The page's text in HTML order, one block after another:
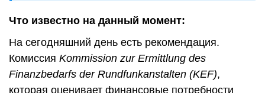
Что известно на данный момент:
На сегодняшний день есть рекомендация.
Комиссия Kommission zur Ermittlung des
Finanzbedarfs der Rundfunkanstalten (KEF),
которая оценивает финансовые потребности